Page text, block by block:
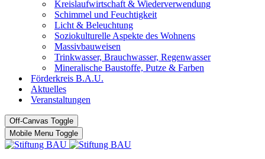
Kreislaufwirtschaft & Wiederverwendung
Schimmel und Feuchtigkeit
Licht & Beleuchtung
Soziokulturelle Aspekte des Wohnens
Massivbauweisen
Trinkwasser, Brauchwasser, Regenwasser
Mineralische Baustoffe, Putze & Farben
Förderkreis B.A.U.
Aktuelles
Veranstaltungen
Off-Canvas Toggle
Mobile Menu Toggle